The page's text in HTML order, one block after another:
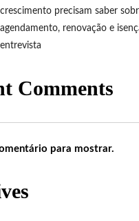
crescimento precisam saber
agendamento, renovação e
entrevista
Comments
para mostrar.